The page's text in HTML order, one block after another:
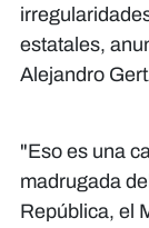
estatales,
Alejandro
"Eso es una
madrugada
República, el